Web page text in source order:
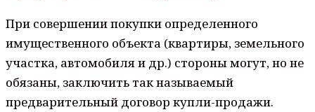
При совершении покупки определенного
имущественного объекта (квартиры, земельного
участка, автомобиля и др.) стороны могут, но не
обязаны, заключить так называемый
предварительный договор купли-продажи.